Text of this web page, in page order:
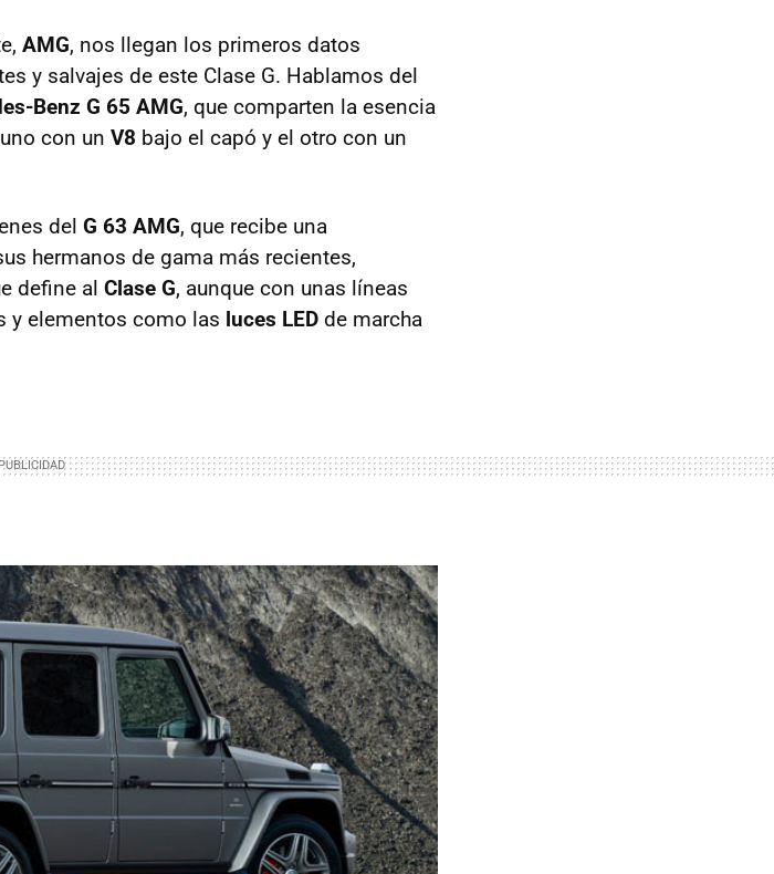
AMG, nos llegan los primeros datos
y salvajes de este Clase G. Hablamos del
Benz G 65 AMG, que comparten la esencia
con un V8 bajo el capó y el otro con un
del G 63 AMG, que recibe una
hermanos de gama más recientes,
define al Clase G, aunque con unas líneas
y elementos como las luces LED de marcha